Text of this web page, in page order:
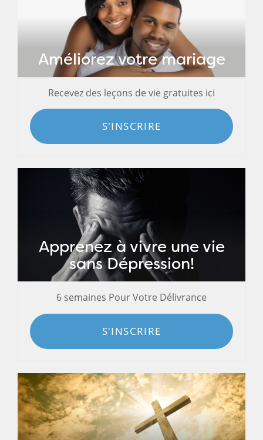
Améliorez votre mariage
Recevez des leçons de vie gratuites ici
S'INSCRIRE
Apprenez à vivre une vie
sans Dépression!
6 semaines Pour Votre Délivrance
S'INSCRIRE